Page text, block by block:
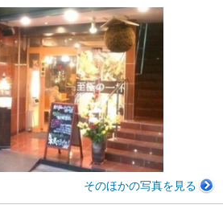
そのほかの写真を見る